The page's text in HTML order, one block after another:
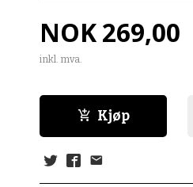
Pris
NOK269,00
inkl. mva.
Kjøp